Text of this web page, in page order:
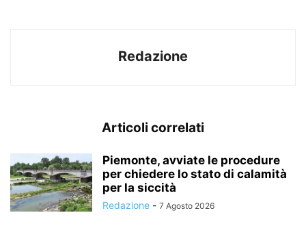
Redazione
Articoli correlati
Piemonte, avviate le procedure
per chiedere lo stato di calamità
per la siccità
Redazione - 7 Agosto 2026